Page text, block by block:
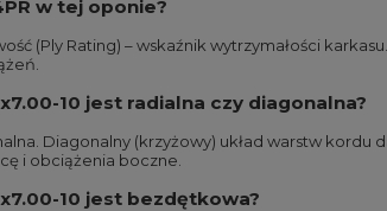
w tej oponie?
(Ply Rating) – wskaźnik wytrzymałości
10 jest radialna czy diagonalna?
Diagonalny (krzyżowy) układ warstw
i obciążenia boczne.
10 jest bezdętkowa?